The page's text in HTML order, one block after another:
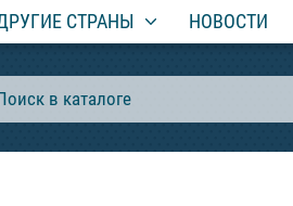
СТРАНЫ НОВОСТИ